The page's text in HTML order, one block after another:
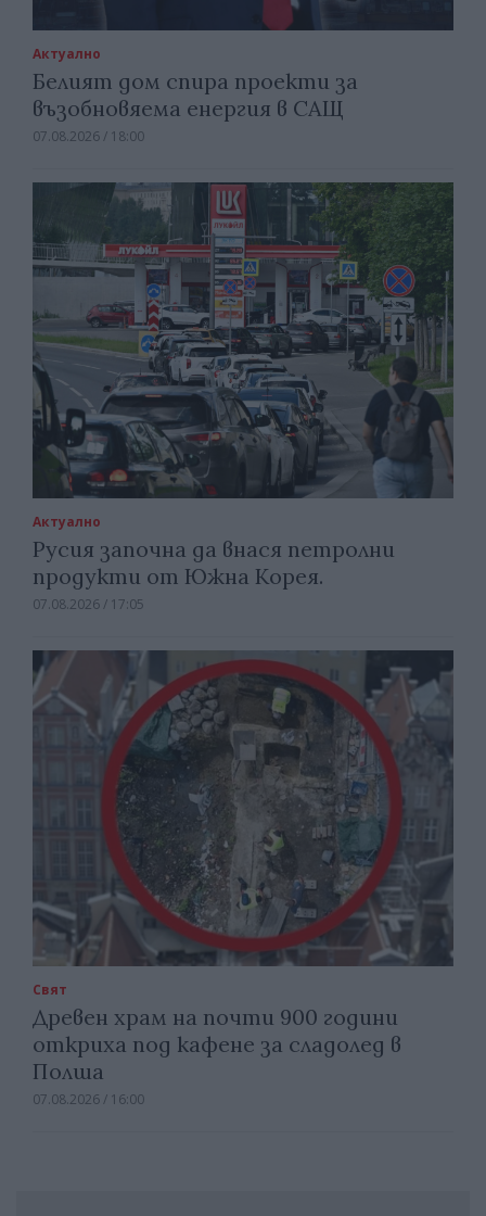
Актуално
Белият дом спира проекти за
възобновяема енергия в САЩ
07.08.2026 / 18:00
Актуално
Русия започна да внася петролни
продукти от Южна Корея.
07.08.2026 / 17:05
Свят
Древен храм на почти 900 години
откриха под кафене за сладолед в
Полша
07.08.2026 / 16:00